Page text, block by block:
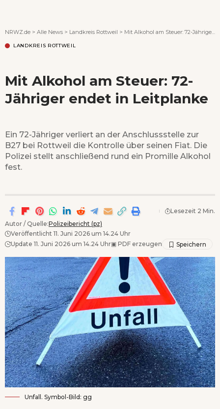
NRWZ.de > Alle News > Landkreis Rottweil > Mit Alkohol am Steuer: 72-Jähriger endet in Leitplanke
LANDKREIS ROTTWEIL
Mit Alkohol am Steuer: 72-
Jähriger endet in Leitplanke
Ein 72-Jähriger verliert an der Anschlussstelle zur
B27 bei Rottweil die Kontrolle über seinen Fiat. Die
Polizei stellt anschließend rund ein Promille Alkohol
fest.
Autor / Quelle:Polizeibericht (pz)
Veröffentlicht 11. Juni 2026 um 14.24 Uhr
Update 11. Juni 2026 um 14.24 Uhr▣ PDF erzeugen
Lesezeit 2 Min.
Unfall. Symbol-Bild: gg